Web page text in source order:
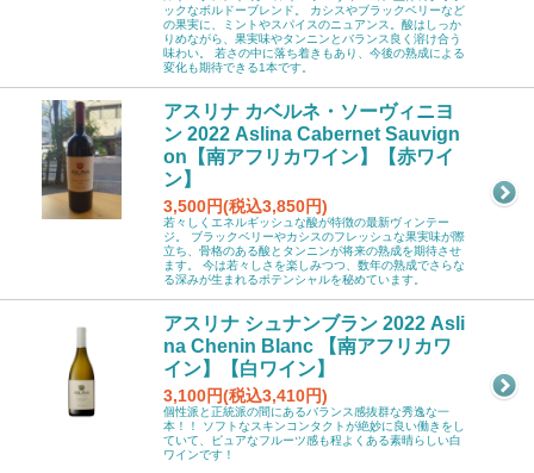
ックなボルドーブレンド。 カシスやブラックベリーなど
の果実に、ミントやスパイスのニュアンス。酸はしっか
りめながら、果実味やタンニンとバランス良く溶け合う
味わい。 若さの中に落ち着きもあり、今後の熟成による
変化も期待できる1本です。
アスリナ カベルネ・ソーヴィニヨ
ン 2022 Aslina Cabernet Sauvign
on【南アフリカワイン】【赤ワイ
ン】
3,500円(税込3,850円)
若々しくエネルギッシュな酸が特徴の最新ヴィンテー
ジ。 ブラックベリーやカシスのフレッシュな果実味が際
立ち、骨格のある酸とタンニンが将来の熟成を期待させ
ます。 今は若々しさを楽しみつつ、数年の熟成でさらな
る深みが生まれるポテンシャルを秘めています。
アスリナ シュナンブラン 2022 Asli
na Chenin Blanc 【南アフリカワ
イン】【白ワイン】
3,100円(税込3,410円)
個性派と正統派の間にあるバランス感抜群な秀逸な一
本！！ ソフトなスキンコンタクトが絶妙に良い働きをし
ていて、ピュアなフルーツ感も程よくある素晴らしい白
ワインです！